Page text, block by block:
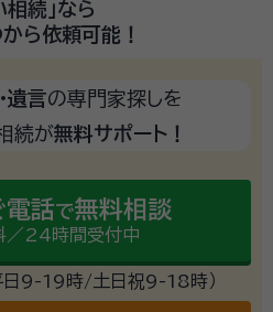
相続」なら
ら依頼可能！
遺言の専門家探しを
続が無料サポート！
電話で無料相談
／24時間受付中
日9-19時/土日祝9-18時）